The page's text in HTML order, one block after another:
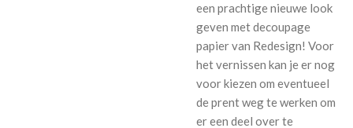
een prachtige nieuwe look
geven met decoupage
papier van Redesign! Voor
het vernissen kan je er nog
voor kiezen om eventueel
de prent weg te werken om
er een deel over te